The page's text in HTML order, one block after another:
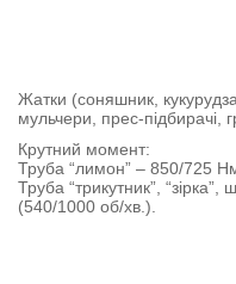
Жатки (соняшник,
мульчери, прес-підбирачі,
Крутний момент:
Труба “лимон” – 850/725
Труба “трикутник”,
(540/1000 об/хв.).